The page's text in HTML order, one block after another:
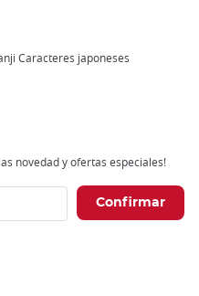
Caracteres japoneses
novedad y ofertas especiales!